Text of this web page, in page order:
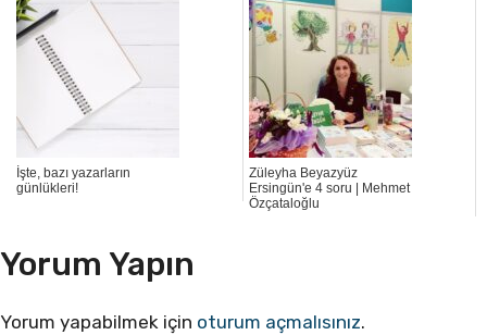
İşte, bazı yazarların
günlükleri!
Züleyha Beyazyüz
Ersingün'e 4 soru | Mehmet
Özçataloğlu
Yorum Yapın
Yorum yapabilmek için oturum açmalısınız.